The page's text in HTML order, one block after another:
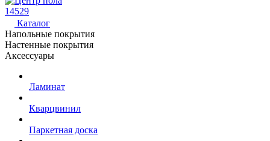
14529
Каталог
Напольные покрытия
Настенные покрытия
Аксессуары
Ламинат
Кварцвинил
Паркетная доска